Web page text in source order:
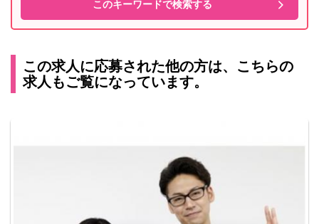
この求人に応募された他の方は、こちらの
求人もご覧になっています。